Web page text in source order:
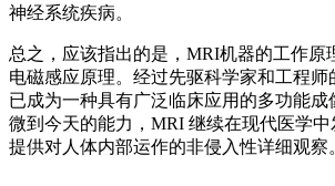
神经系统疾病。
总之，应该指出的是，MRI机器的工作原
电磁感应原理。经过先驱科学家和工程
已成为一种具有广泛临床应用的多功能
微到今天的能力，MRI 继续在现代医学中
提供对人体内部运作的非侵入性详细观察